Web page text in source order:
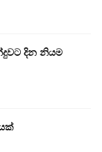
දින නියම